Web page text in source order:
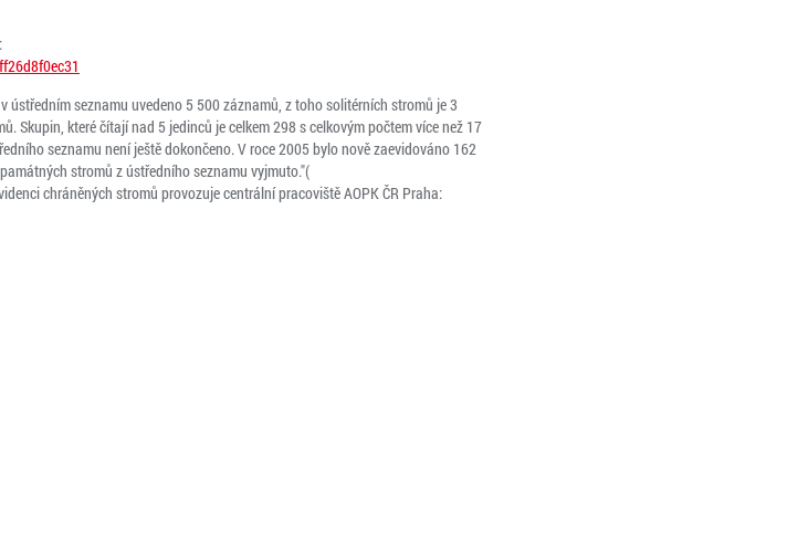
ústředním seznamu uvedeno 5 500 záznamů, z toho solitérních stromů je 3
Skupin, které čítají nad 5 jedinců je celkem 298 s celkovým počtem více než 17
seznamu není ještě dokončeno. V roce 2005 bylo nově zaevidováno 162
stromů z ústředního seznamu vyjmuto."(
chráněných stromů provozuje centrální pracoviště AOPK ČR Praha: